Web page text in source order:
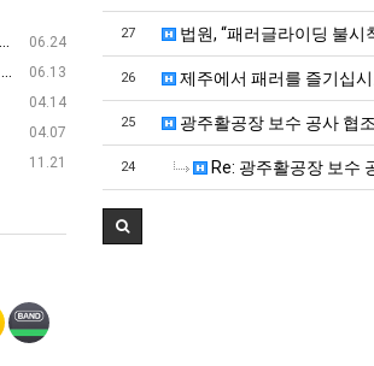
27 법원, “패러글라이딩 불시
26 제주에서 패러를 즐기십
25 광주활공장 보수 공사 협
24 Re: 광주활공장 보수
06.24
06.13
04.14
04.07
11.21
11.21
aaaa
11.21
aaaaa
11.21
aaaaa
09.17
혹시 오프라인 모임이 있나요?
08.20
회원가입 인사드립니다.